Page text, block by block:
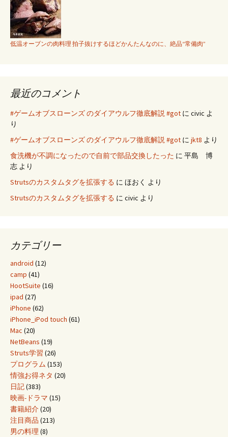
低温オーブンの肉料理 拍子抜けするほどかんたんなのに、絶品“常備肉”
最近のコメント
#ゲームオブスローンズ のダイアウルフ徹底解説 #got に civic よ
り
#ゲームオブスローンズ のダイアウルフ徹底解説 #got に jkt8 より
食洗機が不調になったので自前で部品交換したった に 平島 博
志 より
Strutsのカスタムタグを拡張する に ほおく より
Strutsのカスタムタグを拡張する に civic より
カテゴリー
android (12)
camp (41)
HootSuite (16)
ipad (27)
iPhone (62)
iPhone_iPod touch (61)
Mac (20)
NetBeans (19)
Struts学習 (26)
プログラム (153)
情強お得ネタ (20)
日記(383)
映画-ドラマ (15)
書籍紹介(20)
注目商品 (213)
男の料理 (8)